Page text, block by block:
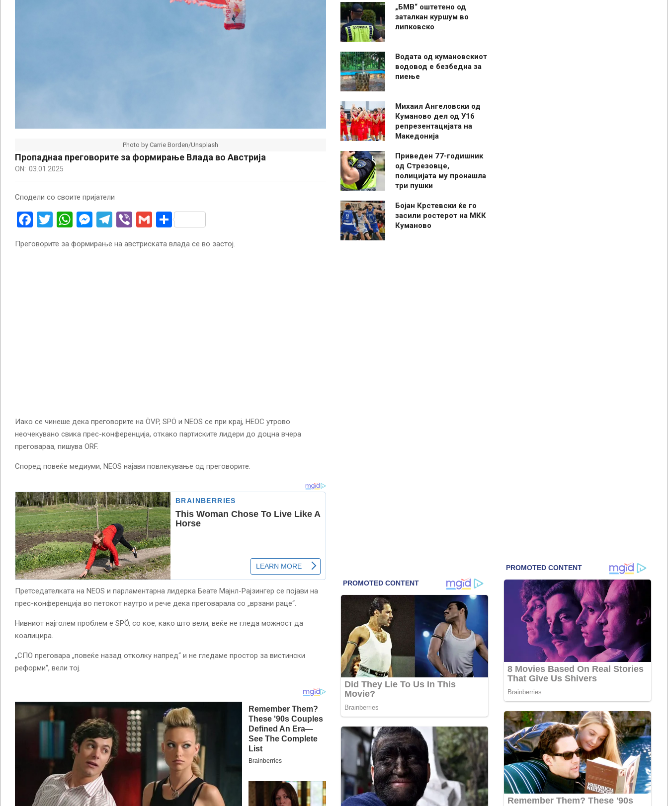
Photo by Carrie Borden/Unsplash
Пропаднаа преговорите за формирање Влада во Австрија
ON: 03.01.2025
Сподели со своите пријатели
Facebook
Twitter
WhatsApp
Messenger
Telegram
ViberGmailShare
Преговорите за формирање на австриската влада се во застој.
Иако се чинеше дека преговорите на ÖVP, SPÖ и NEOS се при крај, НЕОС утрово
неочекувано свика прес-конференција, откако партиските лидери до доцна вчера
преговараа, пишува ORF.
Според повеќе медиуми, NEOS најави повлекување од преговорите.
Претседателката на NEOS и парламентарна лидерка Беате Мајнл-Рајзингер се појави на
прес-конференција во петокот наутро и рече дека преговарала со „врзани раце“.
Нивниот најголем проблем е SPÖ, со кое, како што вели, веќе не гледа можност да
коалицира.
„СПО преговара „повеќе назад отколку напред“ и не гледаме простор за вистински
реформи“, вели тој.
„БМВ“ оштетено од
заталкан куршум во
липковско
Водата од кумановскиот
водовод е безбедна за
пиење
Михаил Ангеловски од
Куманово дел од У16
репрезентацијата на
Македонија
Приведен 77-годишник
од Стрезовце,
полицијата му пронашла
три пушки
Бојан Крстевски ќе го
засили ростерот на МКК
Куманово